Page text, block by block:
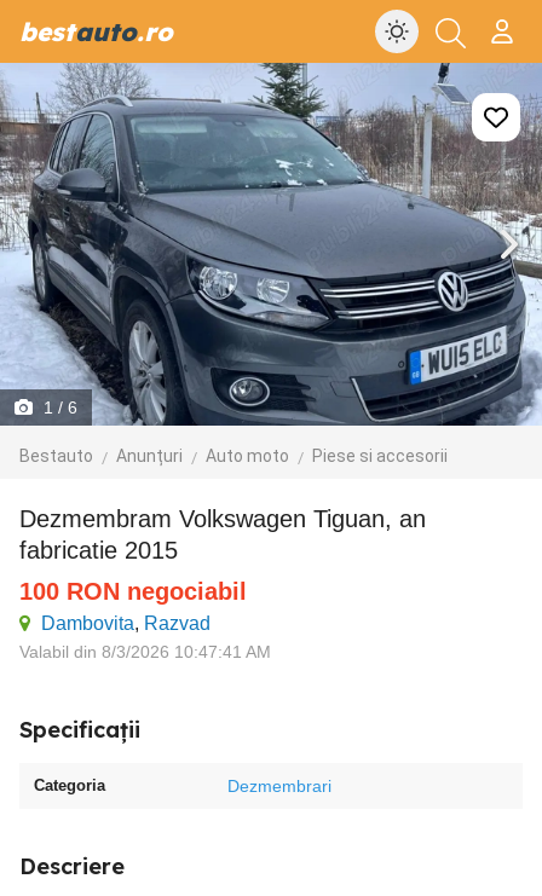
bestauto.ro
1 / 6
Bestauto Anunțuri Auto moto Piese si accesorii
Dezmembram Volkswagen Tiguan, an
fabricatie 2015
100 RON negociabil
Dambovita, Razvad
Valabil din 8/3/2026 10:47:41 AM
Specificații
Categoria Dezmembrari
Descriere